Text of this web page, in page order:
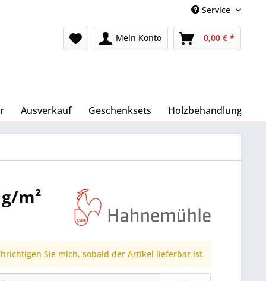
Service
Mein Konto 0,00 € *
Ausverkauf Geschenksets Holzbehandlung
m²
Sie mich, sobald der Artikel lieferbar ist.